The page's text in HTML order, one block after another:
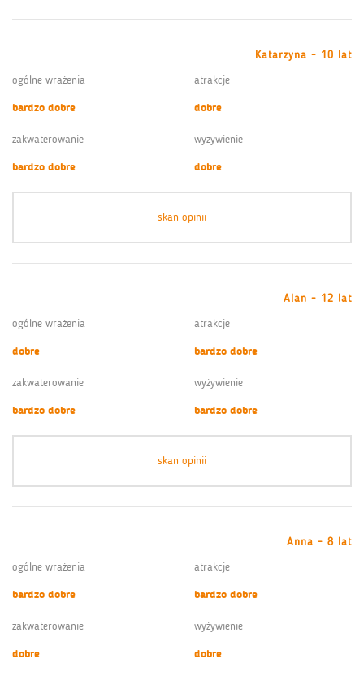
Katarzyna - 10 lat
ogólne wrażenia
bardzo dobre
atrakcje
dobre
zakwaterowanie
bardzo dobre
wyżywienie
dobre
skan opinii
Alan - 12 lat
ogólne wrażenia
dobre
atrakcje
bardzo dobre
zakwaterowanie
bardzo dobre
wyżywienie
bardzo dobre
skan opinii
Anna - 8 lat
ogólne wrażenia
bardzo dobre
atrakcje
bardzo dobre
zakwaterowanie
dobre
wyżywienie
dobre